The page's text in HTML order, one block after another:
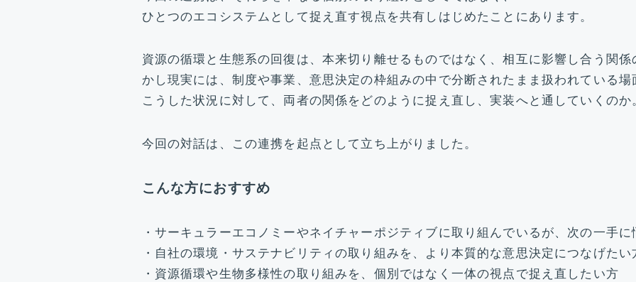
ひとつのエコシステムとして捉え直す視点を共有しはじめたことにあります。
資源の循環と生態系の回復は、本来切り離せるものではなく、相互に影響し合う関
かし現実には、制度や事業、意思決定の枠組みの中で分断されたまま扱われている
こうした状況に対して、両者の関係をどのように捉え直し、実装へと通していくのか
今回の対話は、この連携を起点として立ち上がりました。
こんな方におすすめ
・サーキュラーエコノミーやネイチャーポジティブに取り組んでいるが、次の一手
・自社の環境・サステナビリティの取り組みを、より本質的な意思決定につなげたい
・資源循環や生物多様性の取り組みを、個別ではなく一体の視点で捉え直したい方